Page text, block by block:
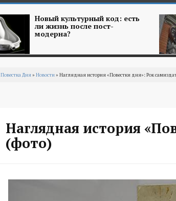
Новый культурный код: есть
ли жизнь после пост-
модерна?
Повестка Дня» Новости» Наглядная история «Повестки дня»: Рок
Наглядная история
(фото)